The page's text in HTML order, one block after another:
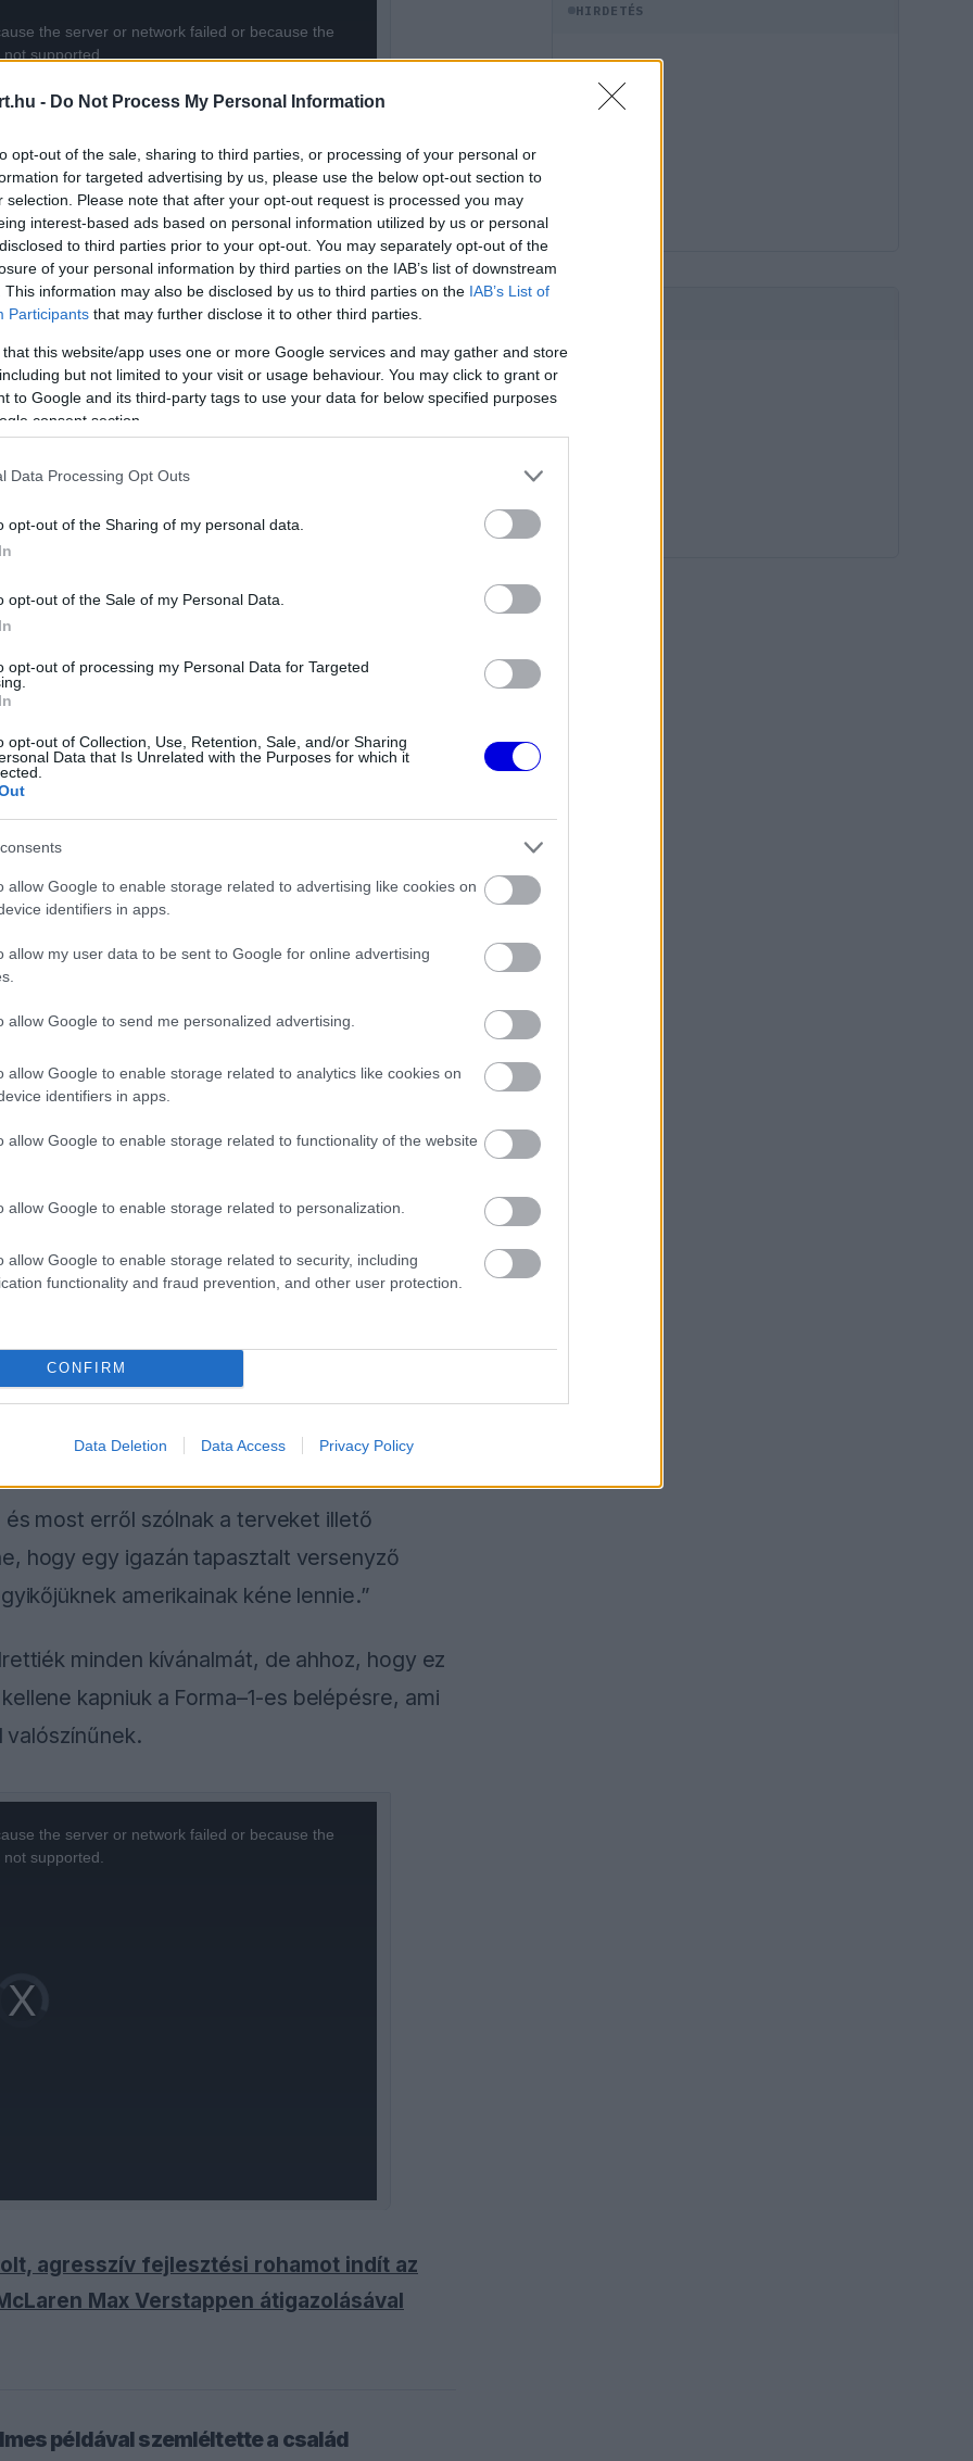
- Do Not Process My Personal Information
opt-out of the sale, sharing to third parties, or processing of your personal or
for targeted advertising by us, please use the below opt-out section to
selection. Please note that after your opt-out request is processed you may
interest-based ads based on personal information utilized by us or personal
to third parties prior to your opt-out. You may separately opt-out of the
of your personal information by third parties on the IAB’s list of downstream
This information may also be disclosed by us to third parties on the IAB’s List of
Participants that may further disclose it to other third parties.
that this website/app uses one or more Google services and may gather and store
but not limited to your visit or usage behaviour. You may click to grant or
to Google and its third-party tags to use your data for below specified purposes
consent section.
Data Processing Opt Outs
opt-out of the Sharing of my personal data.
opt-out of the Sale of my Personal Data.
opt-out of processing my Personal Data for Targeted
opt-out of Collection, Use, Retention, Sale, and/or Sharing
Data that Is Unrelated with the Purposes for which it
allow Google to enable storage related to advertising like cookies on
identifiers in apps.
allow my user data to be sent to Google for online advertising
allow Google to send me personalized advertising.
allow Google to enable storage related to analytics like cookies on
identifiers in apps.
allow Google to enable storage related to functionality of the website
allow Google to enable storage related to personalization.
allow Google to enable storage related to security, including
functionality and fraud prevention, and other user protection.
CONFIRM
Data Deletion Data Access Privacy Policy
the server or network failed or because the
supported.
számukra a tapasztalata miatt.
mérhetetlen, és hatalmas dolog
a McLaren
FORMA-1
sikerét
is csúcsformában van.” Alonso
az Andretti, hiszen amikor először
McLarenés a Honda mellett az Andretti is
tudna kikötni náluk, hiszen idén írt alá
amely a hírek szerint minimum két-
egy amerikai tehetségnek adná az
neve, aki az IndyCarban versenyez velük.
az autóba, az Colton Herta lenne,
rendelkezik.”
most erről szólnak a terveket illető
hogy egy igazán tapasztalt versenyző
amerikainak kéne lennie.”
minden kívánalmát, de ahhoz, hogy ez
kapniuk a Forma–1-es belépésre, ami
valószínűnek.
Video
Player
loading.
the server or network failed or because the
supported.
agresszív fejlesztési rohamot indít az
Max Verstappen átigazolásával
példával szemléltette a család
HIRDETÉS